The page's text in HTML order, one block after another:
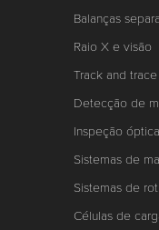
Balanças
Raio X e visão
Track and trace
Detecção de
Inspeção óptica
Sistemas de
Sistemas de
Células de